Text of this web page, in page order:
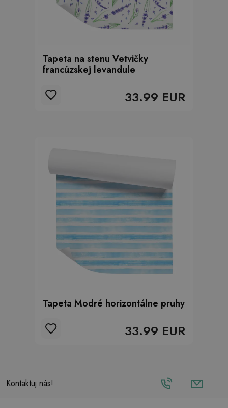
Tapeta na stenu Vetvičky
francúzskej levandule
33.99 EUR
Tapeta Modré horizontálne pruhy
33.99 EUR
Kontaktuj nás!